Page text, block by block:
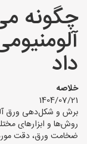
چگونه
داد
خلاصه
1404/07/21
برش و شکل‌دهی ورق
روش‌ها و ابزارهای
ضخامت ورق، دقت مورد